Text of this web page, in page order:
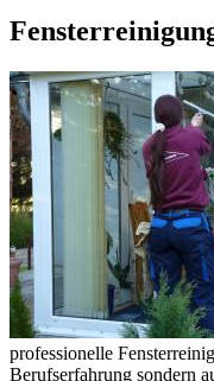
professionelle
Berufserfahrung sondern